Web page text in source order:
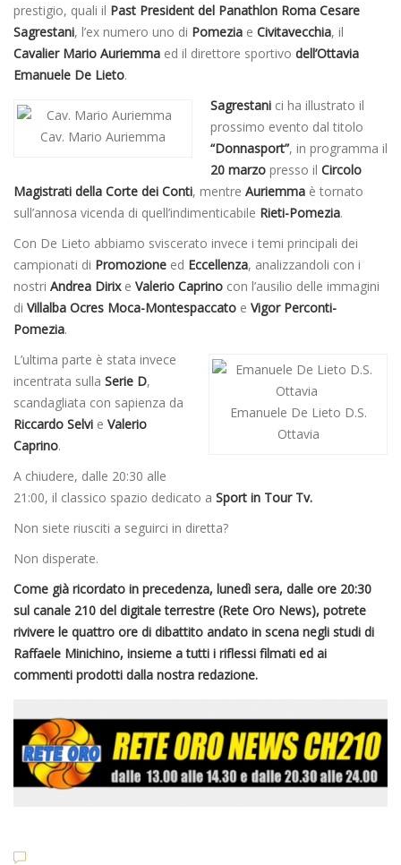
prestigio, quali il Past President del Panathlon Roma Cesare
Sagrestani, l’ex numero uno di Pomezia e Civitavecchia, il
Cavalier Mario Auriemma ed il direttore sportivo dell’Ottavia
Emanuele De Lieto.
Cav. Mario Auriemma
Sagrestani ci ha illustrato il
prossimo evento dal titolo
“Donnasport”, in programma il
20 marzo presso il Circolo
Magistrati della Corte dei Conti, mentre Auriemma è tornato
sull’annosa vicenda di quell’indimenticabile Rieti-Pomezia.
Con De Lieto abbiamo sviscerato invece i temi principali dei
campionati di Promozione ed Eccellenza, analizzandoli con i
nostri Andrea Dirix e Valerio Caprino con l’ausilio delle immagini
di Villalba Ocres Moca-Montespaccato e Vigor Perconti-
Pomezia.
Emanuele De Lieto D.S.
Ottavia
L’ultima parte è stata invece
incentrata sulla Serie D,
scandagliata con sapienza da
Riccardo Selvi e Valerio
Caprino.
A chiudere, dalle 20:30 alle
21:00, il classico spazio dedicato a Sport in Tour Tv.
Non siete riusciti a seguirci in diretta?
Non disperate.
Come già ricordato in precedenza, lunedì sera, dalle ore 20:30
sul canale 210 del digitale terrestre (Rete Oro News), potrete
rivivere le quattro ore di dibattito andato in scena negli studi di
Raffaele Minichino, insieme a tutti i riflessi filmati ed ai
commenti prodotti dalla nostra redazione.